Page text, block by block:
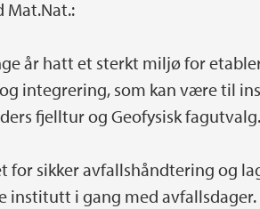
Mat.Nat.:
år hatt et sterkt miljø for
integrering, som kan være til
fjelltur og Geofysisk fagutvalg.
for sikker avfallshåndtering og
institutt i gang med avfallsdager.